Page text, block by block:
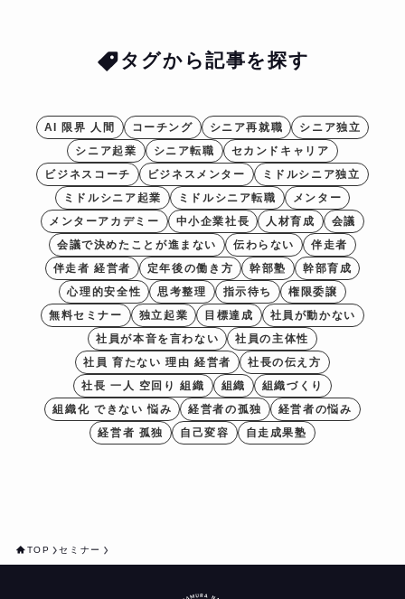
タグから記事を探す
AI 限界 人間 コーチング シニア再就職
シニア独立
シニア起業
シニア転職
セカンドキャリア
ビジネスコーチ
ビジネスメンター
ミドルシニア独立
ミドルシニア起業
ミドルシニア転職
メンター
メンターアカデミー
中小企業社長 人材育成
会議
会議で決めたことが進まない
伝わらない
伴走者
伴走者 経営者
定年後の働き方 幹部塾
幹部育成
心理的安全性
思考整理 指示待ち
権限委譲
無料セミナー
独立起業 目標達成
社員が動かない
社員が本音を言わない
社員の主体性
社員 育たない 理由 経営者
社長の伝え方
社長 一人 空回り 組織
組織
組織づくり
組織化 できない 悩み
経営者の孤独
経営者の悩み
経営者 孤独
自己変容 自走成果塾
TOP セミナー